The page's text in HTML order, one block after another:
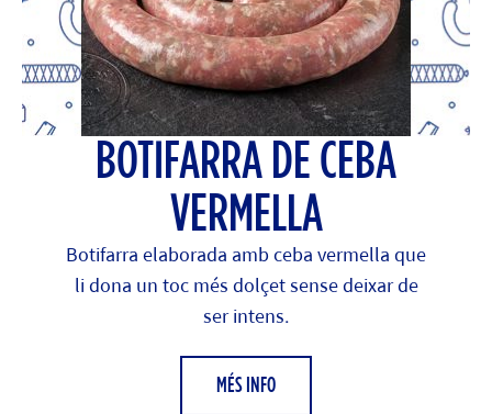
BOTIFARRA DE CEBA
VERMELLA
Botifarra elaborada amb ceba vermella que
li dona un toc més dolçet sense deixar de
ser intens.
MÉS INFO